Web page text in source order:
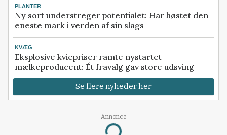
PLANTER
Ny sort understreger potentialet: Har høstet den
eneste mark i verden af sin slags
KVÆG
Eksplosive kviepriser ramte nystartet
mælkeproducent: Ét fravalg gav store udsving
Se flere nyheder her
Annonce